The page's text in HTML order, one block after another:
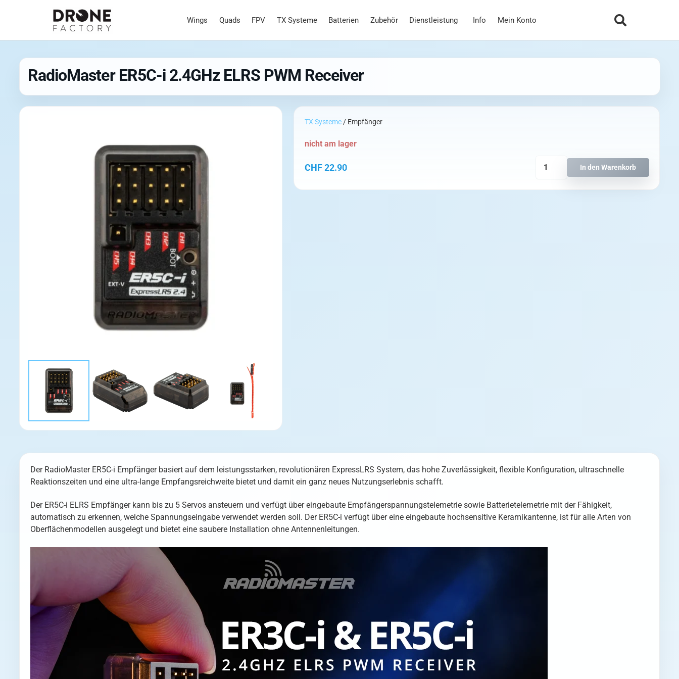
Wings Quads FPV TX Systeme Batterien Zubehör Dienstleistung Info Mein Konto
RadioMaster ER5C-i 2.4GHz ELRS PWM Receiver
TX Systeme/ Empfänger
CHF22.90
nicht am lager
RadioMaster
In den Warenkorb
Der RadioMaster ER5C-i Empfänger basiert auf dem leistungsstarken, revolutionären ExpressLRS System, das hohe Zuverlässigkeit, flexible Konfiguration, ultraschnelle
Reaktionszeiten und eine ultra-lange Empfangsreichweite bietet und damit ein ganz neues Nutzungserlebnis schafft.
Der ER5C-i ELRS Empfänger kann bis zu 5 Servos ansteuern und verfügt über eingebaute Empfängerspannungstelemetrie sowie Batterietelemetrie mit der Fähigkeit,
automatisch zu erkennen, welche Spannungseingabe verwendet werden soll. Der ER5C-i verfügt über eine eingebaute hochsensitive Keramikantenne, ist für alle Arten von
Oberflächenmodellen ausgelegt und bietet eine saubere Installation ohne Antennenleitungen.